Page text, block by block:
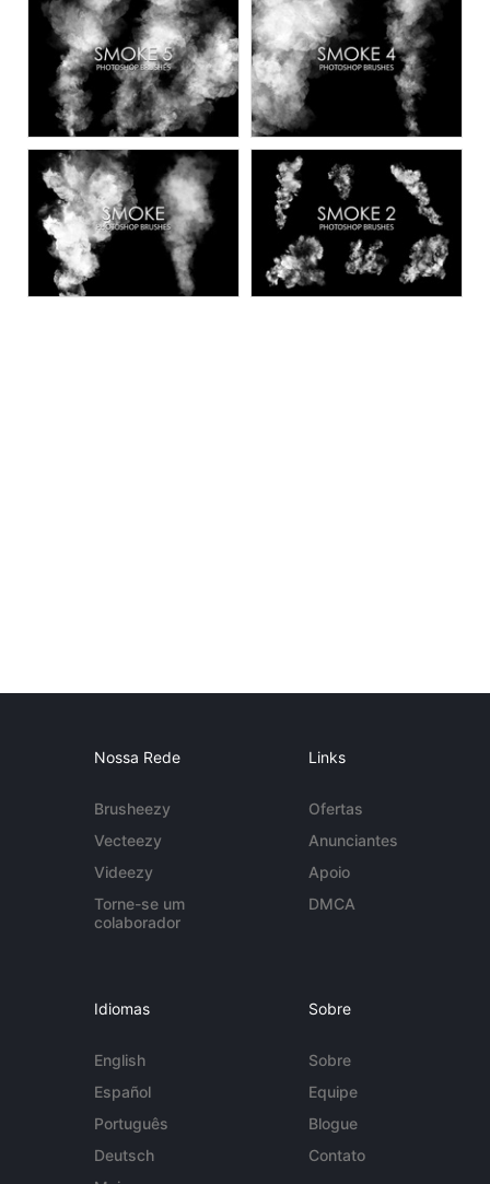
Nossa Rede
Brusheezy
Vecteezy
Videezy
Torne-se um
colaborador
Links
Ofertas
Anunciantes
Apoio
DMCA
Idiomas
English
Español
Português
Deutsch
Sobre
Sobre
Equipe
Blogue
Contato